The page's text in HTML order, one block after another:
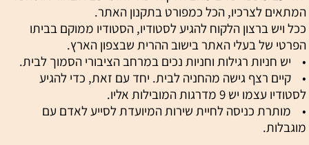
המתאים לצרכיו, הכל כמפורט בתקנון האתר.
ככל ויש ברצון הלקוח להגיע לסטודיו, הסטודיו ממוקם בביתו
הפרטי של בעלי האתר בישוב ההרית שבצפון הארץ.
• יש חניות רגילות וחניות נכים במרחב הציבורי הסמוך לבית.
• קיים רצף גישה מהחניה לבית. יחד עם זאת, כדי להגיע
לסטודיו עצמו יש 9 מדרגות המובילות אליו.
• מותרת כניסה לחיית שירות המיועדת לסייע לאדם עם
מוגבלות.